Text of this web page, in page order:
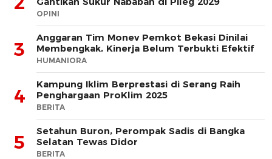
OPINI
3
Anggaran Tim Monev Pemkot Bekasi Dinilai
Membengkak, Kinerja Belum Terbukti Efektif
HUMANIORA
4
Kampung Iklim Berprestasi di Serang Raih
Penghargaan ProKlim 2025
BERITA
5
Setahun Buron, Perompak Sadis di Bangka
Selatan Tewas Didor
BERITA